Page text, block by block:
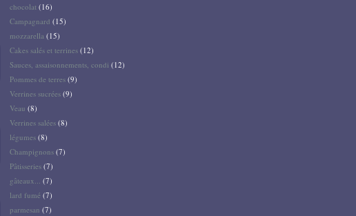
chocolat (16)
Campagnard (15)
mozzarella (15)
Cakes salés et terrines (12)
Sauces, assaisonnements, condi (12)
Pommes de terres (9)
Verrines sucrées (9)
Veau (8)
Verrines salées (8)
légumes (8)
Champignons (7)
Pâtisseries (7)
gâteaux... (7)
lard fumé (7)
parmesan (7)